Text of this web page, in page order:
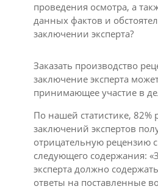
проведения осмотра, а
данных фактов и
заключении эксперта?
Заказать производство
заключение эксперта
принимающее участие в
По нашей статистике, 82%
заключений экспертов
отрицательную рецензию
следующего содержания:
эксперта должно
ответы на поставленные